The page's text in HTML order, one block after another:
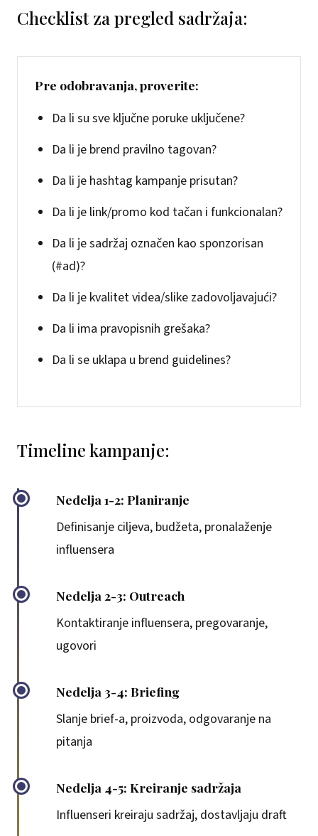
Checklist za pregled sadržaja:
Pre odobravanja, proverite:
Da li su sve ključne poruke uključene?
Da li je brend pravilno tagovan?
Da li je hashtag kampanje prisutan?
Da li je link/promo kod tačan i funkcionalan?
Da li je sadržaj označen kao sponzorisan
(#ad)?
Da li je kvalitet videa/slike zadovoljavajući?
Da li ima pravopisnih grešaka?
Da li se uklapa u brend guidelines?
Timeline kampanje:
Nedelja 1-2: Planiranje
Definisanje ciljeva, budžeta, pronalaženje
influensera
Nedelja 2-3: Outreach
Kontaktiranje influensera, pregovaranje,
ugovori
Nedelja 3-4: Briefing
Slanje brief-a, proizvoda, odgovaranje na
pitanja
Nedelja 4-5: Kreiranje sadržaja
Influenseri kreiraju sadržaj, dostavljaju draft